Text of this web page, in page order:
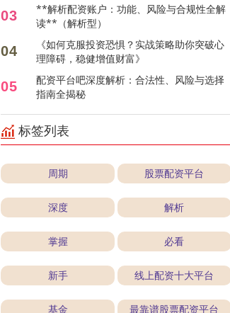
03
**解析配资账户：功能、风险与合规性全解
读**（解析型）
04
《如何克服投资恐惧？实战策略助你突破心
理障碍，稳健增值财富》
05
配资平台吧深度解析：合法性、风险与选择
指南全揭秘
标签列表
周期 股票配资平台
深度 解析
掌握 必看
新手 线上配资十大平台
基金 最靠谱股票配资平台